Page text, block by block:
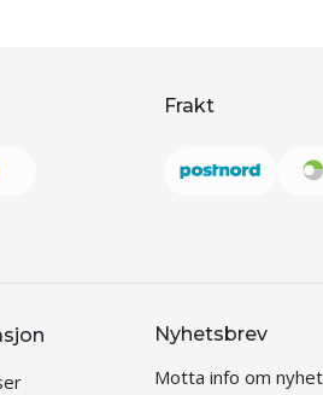
Frakt
Nyhetsbrev
Motta info om